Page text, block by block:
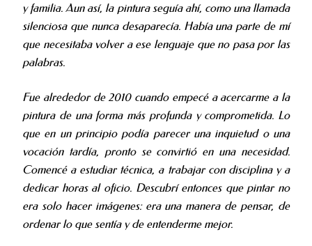
y familia. Aun así, la pintura seguía ahí, como una llamada
silenciosa que nunca desaparecía. Había una parte de mí
que necesitaba volver a ese lenguaje que no pasa por las
palabras.
Fue alrededor de 2010 cuando empecé a acercarme a la
pintura de una forma más profunda y comprometida. Lo
que en un principio podía parecer una inquietud o una
vocación tardía, pronto se convirtió en una necesidad.
Comencé a estudiar técnica, a trabajar con disciplina y a
dedicar horas al oficio. Descubrí entonces que pintar no
era solo hacer imágenes: era una manera de pensar, de
ordenar lo que sentía y de entenderme mejor.